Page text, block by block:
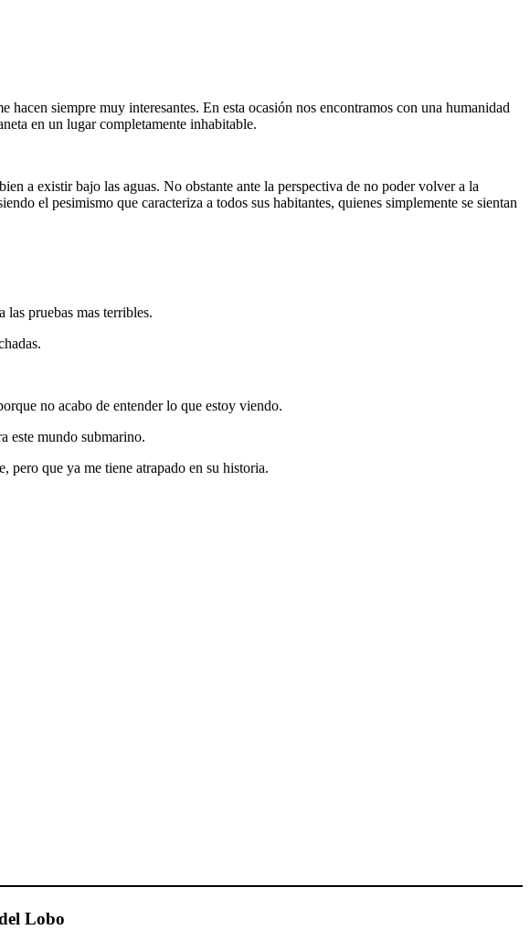
hacen siempre muy interesantes. En esta ocasión nos encontramos con una humanidad
en un lugar completamente inhabitable.
a existir bajo las aguas. No obstante ante la perspectiva de no poder volver a la
el pesimismo que caracteriza a todos sus habitantes, quienes simplemente se sientan
las pruebas mas terribles.
no acabo de entender lo que estoy viendo.
este mundo submarino.
pero que ya me tiene atrapado en su historia.
Lobo